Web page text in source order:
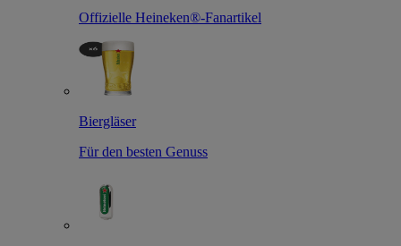
Offizielle Heineken®-Fanartikel
Biergläser
Für den besten Genuss